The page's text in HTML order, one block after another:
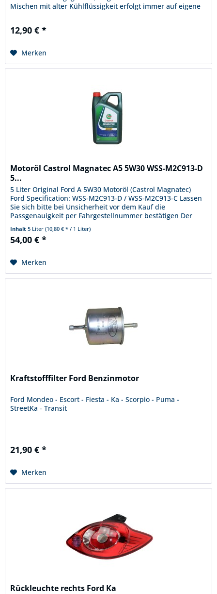
Mischen mit alter Kühlflüssigkeit erfolgt immer auf eigene
12,90 € *
Merken
Motoröl Castrol Magnatec A5 5W30 WSS-M2C913-D
5...
5 Liter Original Ford A 5W30 Motoröl (Castrol Magnatec)
Ford Specification: WSS-M2C913-D / WSS-M2C913-C Lassen
Sie sich bitte bei Unsicherheit vor dem Kauf die
Passgenauigkeit per Fahrgestellnummer bestätigen Der
Käufer verpflichtet sich...
Inhalt5 Liter(10,80 € * / 1 Liter)
54,00 € *
Merken
Kraftstofffilter Ford Benzinmotor
Ford Mondeo - Escort - Fiesta - Ka - Scorpio - Puma -
StreetKa - Transit
21,90 € *
Merken
Rückleuchte rechts Ford Ka